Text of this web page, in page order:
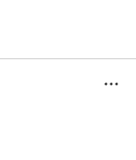
イドや部屋で飲み放題
はパーフェクトです。
館を望まれる方には不
が、可愛い猫に夢中に
た次行った時もいてる